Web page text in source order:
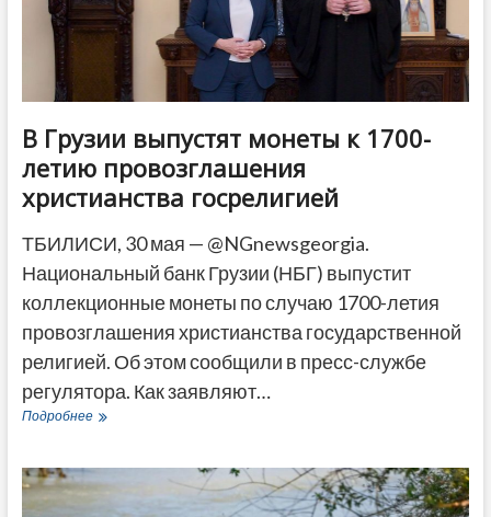
В Грузии выпустят монеты к 1700-
летию провозглашения
христианства госрелигией
ТБИЛИСИ, 30 мая — @NGnewsgeorgia.
Национальный банк Грузии (НБГ) выпустит
коллекционные монеты по случаю 1700-летия
провозглашения христианства государственной
религией. Об этом сообщили в пресс-службе
регулятора. Как заявляют…
ПодробнееВ
монеты
1700-